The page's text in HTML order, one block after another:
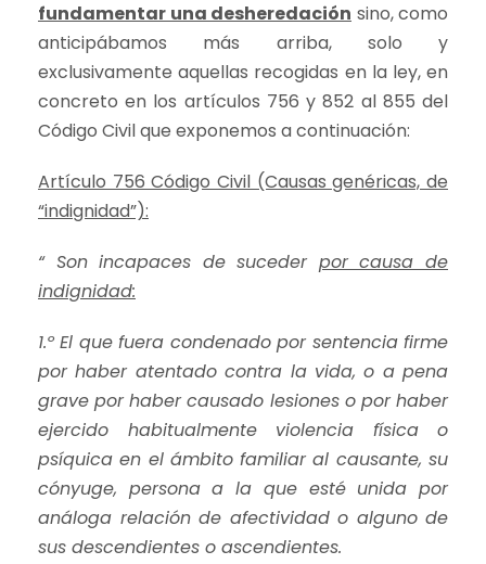
fundamentar una desheredación sino, como
anticipábamos más arriba, solo y
exclusivamente aquellas recogidas en la ley, en
concreto en los artículos 756 y 852 al 855 del
Código Civil que exponemos a continuación:
Artículo 756 Código Civil (Causas genéricas, de
“indignidad”):
“ Son incapaces de suceder por causa de
indignidad:
1.º El que fuera condenado por sentencia firme
por haber atentado contra la vida, o a pena
grave por haber causado lesiones o por haber
ejercido habitualmente violencia física o
psíquica en el ámbito familiar al causante, su
cónyuge, persona a la que esté unida por
análoga relación de afectividad o alguno de
sus descendientes o ascendientes.